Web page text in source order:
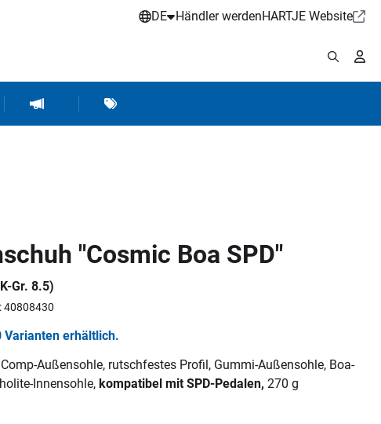
DE Händler werdenHARTJE Website
/ Werkstattausrüstung
Hartje MarketingMarken
"Cosmic Boa SPD"
Gr. 8.5)
40808430
Varianten erhältlich.
Außensohle, rutschfestes Profil, Gummi-Außensohle, Boa-
Innensohle, kompatibel mit SPD-Pedalen, 270 g